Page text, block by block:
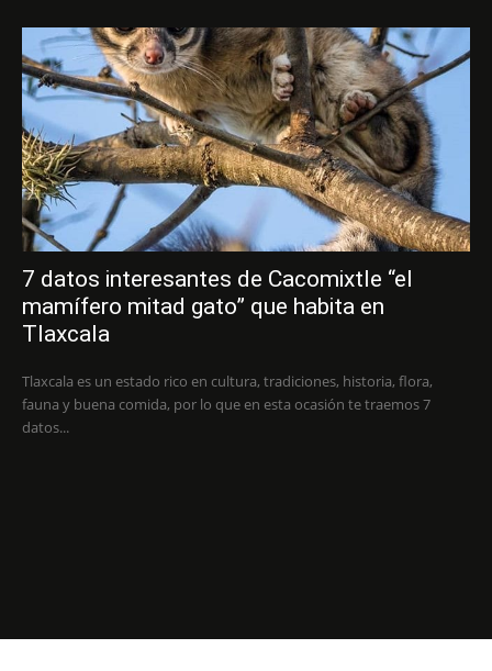
7 datos interesantes de Cacomixtle “el
mamífero mitad gato” que habita en
Tlaxcala
Tlaxcala es un estado rico en cultura, tradiciones, historia, flora,
fauna y buena comida, por lo que en esta ocasión te traemos 7
datos...